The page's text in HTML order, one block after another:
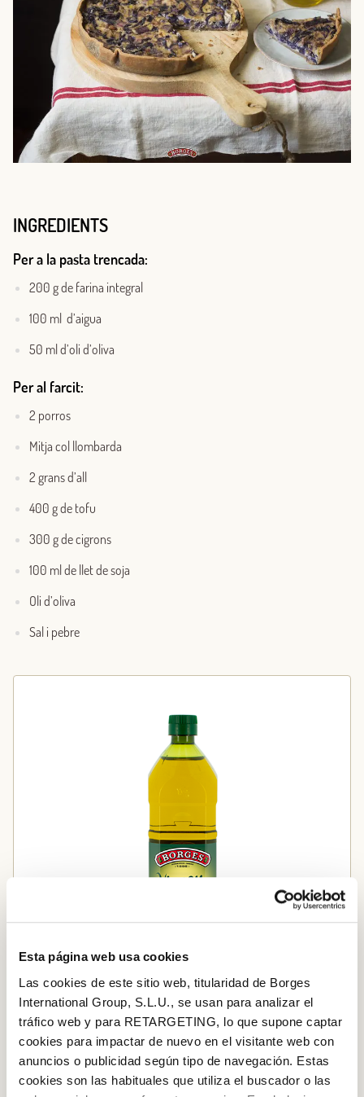
Esta página web usa cookies
Las cookies de este sitio web, titularidad de Borges
International Group, S.L.U., se usan para analizar el
tráfico web y para RETARGETING, lo que supone captar
cookies para impactar de nuevo en el visitante web con
anuncios o publicidad según tipo de navegación. Estas
cookies son las habituales que utiliza el buscador o las
INGREDIENTS
Per a la pasta trencada:
200 g de farina integral
100 ml d’aigua
50 ml d’oli d’oliva
Per al farcit:
2 porros
Mitja col llombarda
2 grans d’all
400 g de tofu
300 g de cigrons
100 ml de llet de soja
Oli d’oliva
Sal i pebre
Oli d’oliva verge extra
Afegir a la cistella